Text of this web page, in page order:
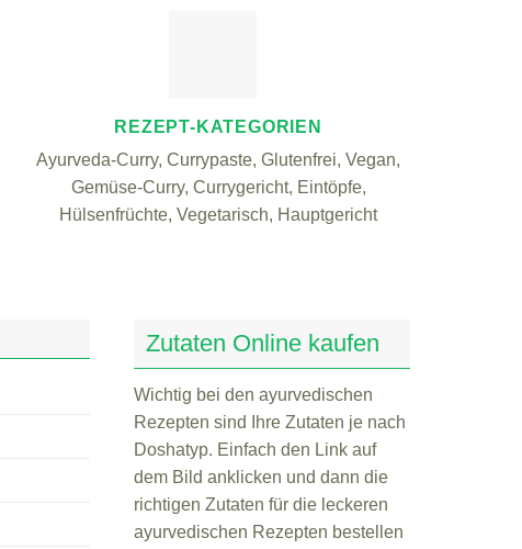
REZEPT-KATEGORIEN
Ayurveda-Curry, Currypaste, Glutenfrei, Vegan,
Gemüse-Curry, Currygericht, Eintöpfe,
Hülsenfrüchte, Vegetarisch, Hauptgericht
Zutaten Online kaufen
Wichtig bei den ayurvedischen
Rezepten sind Ihre Zutaten je nach
Doshatyp. Einfach den Link auf
dem Bild anklicken und dann die
richtigen Zutaten für die leckeren
ayurvedischen Rezepten bestellen